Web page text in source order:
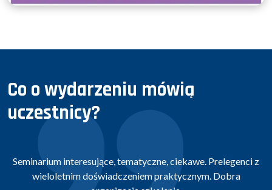
Co o wydarzeniu mówią
uczestnicy?
Seminarium interesujące, tematyczne, ciekawe. Prelegenci z
wieloletnim doświadczeniem praktycznym. Dobra